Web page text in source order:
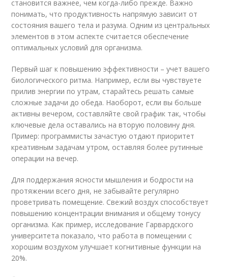
становится важнее, чем когда-либо прежде. Важно
понимать, что продуктивность напрямую зависит от
состояния вашего тела и разума. Одним из центральных
элементов в этом аспекте считается обеспечение
оптимальных условий для организма.
Первый шаг к повышению эффективности – учет вашего
биологического ритма. Например, если вы чувствуете
прилив энергии по утрам, старайтесь решать самые
сложные задачи до обеда. Наоборот, если вы больше
активны вечером, составляйте свой график так, чтобы
ключевые дела оставались на вторую половину дня.
Пример: программисты зачастую отдают приоритет
креативным задачам утром, оставляя более рутинные
операции на вечер.
Для поддержания ясности мышления и бодрости на
протяжении всего дня, не забывайте регулярно
проветривать помещение. Свежий воздух способствует
повышению концентрации внимания и общему тонусу
организма. Как пример, исследование Гарвардского
университета показало, что работа в помещении с
хорошим воздухом улучшает когнитивные функции на
20%.